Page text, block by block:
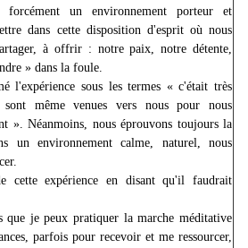
un environnement porteur et
dans cette disposition d'esprit où nous
à offrir : notre paix, notre détente,
» dans la foule.
l'expérience sous les termes « c'était très
sont même venues vers nous pour nous
». Néanmoins, nous éprouvons toujours la
un environnement calme, naturel, nous
cette expérience en disant qu'il faudrait
je peux pratiquer la marche méditative
parfois pour recevoir et me ressourcer,